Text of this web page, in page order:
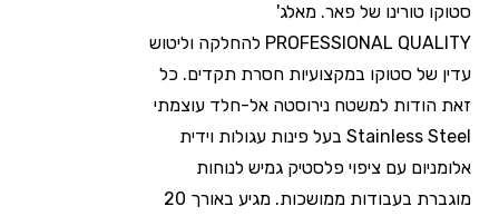
סטוקו טורינו של פאר. מאלג'
PROFESSIONAL QUALITY להחלקה וליטוש
עדין של סטוקו במקצועיות חסרת תקדים. כל
זאת הודות למשטח נירוסטה אל-חלד עוצמתי
Stainless Steel בעל פינות עגולות וידית
אלומניום עם ציפוי פלסטיק גמיש לנוחות
מוגברת בעבודות ממושכות. מגיע באורך 20